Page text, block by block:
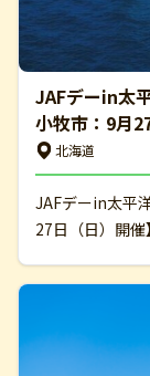
JAFデーin太
小牧市：9月
北海道
JAFデーin太平
27日（日）開催】